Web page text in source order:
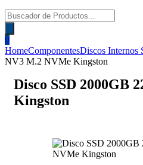
Búsqueda
de
productos
0
HomeComponentesDiscos Internos
NV3 M.2 NVMe Kingston
Disco SSD 2000GB
Kingston